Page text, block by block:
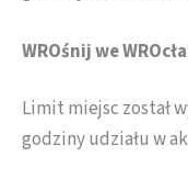
WROśnij we
Limit miejsc został
godziny udziału w